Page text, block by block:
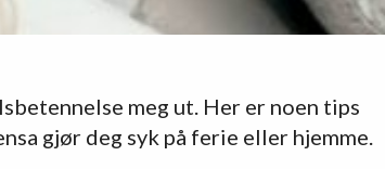
meg ut. Her er noen tips
gjør deg syk på ferie eller hjemme.